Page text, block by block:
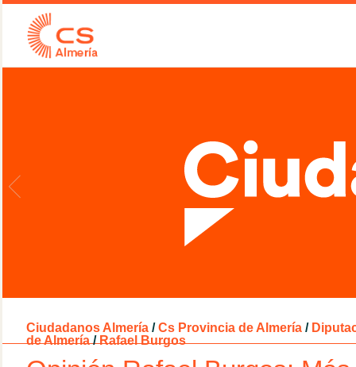
Ciudadanos Almería / Cs Provincia de Almería /
de Almería / Rafael Burgos